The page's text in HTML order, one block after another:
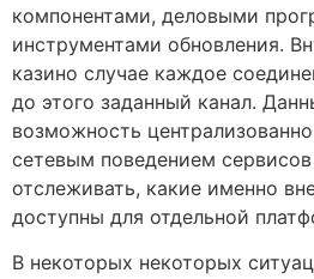
компонентами, деловыми
инструментами обновления.
казино случае каждое
до этого заданный канал.
возможность
сетевым поведением
отслеживать, какие именно
доступны для отдельной
В некоторых некоторых